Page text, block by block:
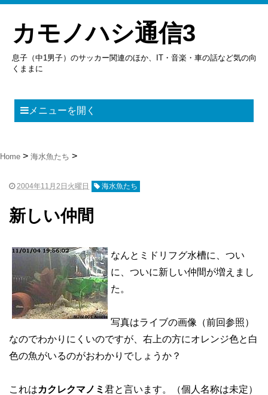
カモノハシ通信3
息子（中1男子）のサッカー関連のほか、IT・音楽・車の話など気の向
くままに
メニューを開く
Home 海水魚たち
2004年11月2日火曜日 海水魚たち
新しい仲間
なんとミドリフグ水槽に、つい
に、ついに新しい仲間が増えまし
た。
写真はライブの画像（前回参照）
なのでわかりにくいのですが、右上の方にオレンジ色と白
色の魚がいるのがおわかりでしょうか？
これはカクレクマノミ 君と言います。（個人名称は未定）